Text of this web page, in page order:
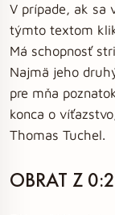
V prípade, ak sa
týmto textom
Má schopnosť
Najmä jeho
pre mňa
konca o
Thomas Tuchel.
OBRAT Z